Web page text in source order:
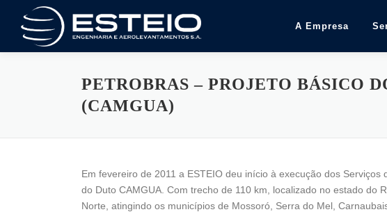
conteúdo
A Empresa
PETROBRAS – PROJETO BÁSICO
(CAMGUA)
Em fevereiro de 2011 a ESTEIO deu início à execução dos Serviços
do Duto CAMGUA. Com trecho de 110 km, localizado no estado do
Norte, atingindo os municípios de Mossoró, Serra do Mel,